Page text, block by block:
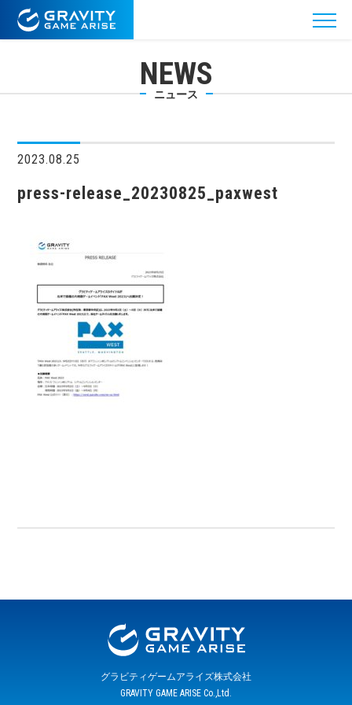
NEWS
ニュース
2023.08.25
press-release_20230825_paxwest
グラビティゲームアライズ株式会社
GRAVITY GAME ARISE Co.,Ltd.